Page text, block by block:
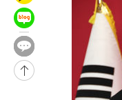
6시간 전 >
[속보]뉴욕증시
-28049초 전 >
[속보]與최고
한민수·김용 순
-28002초 전 >
[속보]김민석
청래 44.56%
-27284초 전 >
[속보]與 대
42.08%·宋 10.17%이강인 "아틀